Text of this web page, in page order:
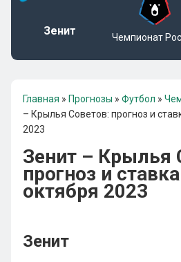
Зенит Чемпионат
Главная » Прогнозы » Футбол »
– Крылья Советов: прогноз и
2023
Зенит – Крылья
прогноз и
октября 2023
Зенит